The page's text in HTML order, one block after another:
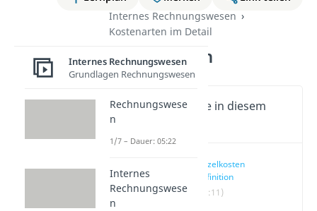
Internes Rechnungswesen
Kostenarten im Detail
Einzelkosten
Wichtige Inhalte in diesem
Einzelkosten
Definition
(00:11)
Internes Rechnungswesen
Grundlagen Rechnungswesen
Rechnungswese
n
1/7 – Dauer: 05:22
Internes
Rechnungswese
n